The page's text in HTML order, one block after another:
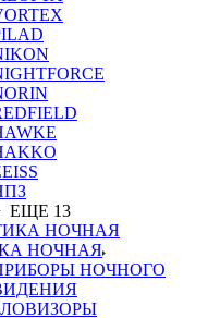
ЕЩЕ 13
НОЧНАЯ
НОЧНОГО